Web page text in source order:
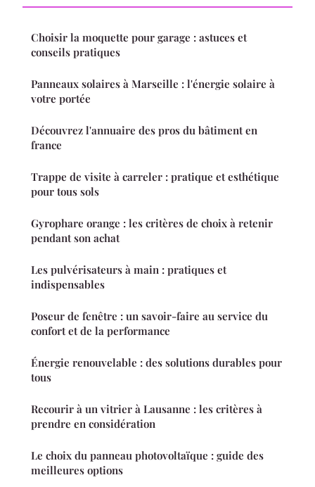
Choisir la moquette pour garage : astuces et
conseils pratiques
Panneaux solaires à Marseille : l'énergie solaire à
votre portée
Découvrez l'annuaire des pros du bâtiment en
france
Trappe de visite à carreler : pratique et esthétique
pour tous sols
Gyrophare orange : les critères de choix à retenir
pendant son achat
Les pulvérisateurs à main : pratiques et
indispensables
Poseur de fenêtre : un savoir-faire au service du
confort et de la performance
Énergie renouvelable : des solutions durables pour
tous
Recourir à un vitrier à Lausanne : les critères à
prendre en considération
Le choix du panneau photovoltaïque : guide des
meilleures options